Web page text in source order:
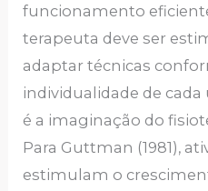
funcionamento
terapeuta deve ser
adaptar técnicas
individualidade de
é a imaginação do
Para Guttman (1981),
estimulam o